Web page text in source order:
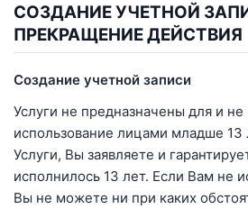
СОЗДАНИЕ УЧЕТНОЙ
ПРЕКРАЩЕНИЕ ДЕЙСТВИЯ
Создание учетной записи
Услуги не предназначены для и не
использование лицами младше 13
Услуги, Вы заявляете и
исполнилось 13 лет. Если Вам не
Вы не можете ни при каких